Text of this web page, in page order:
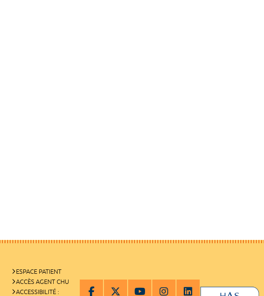
ESPACE PATIENT
ACCÈS AGENT CHU
ACCESSIBILITÉ :